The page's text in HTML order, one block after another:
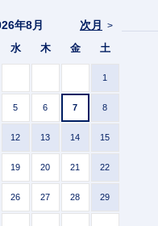
次月 >
年8月
水 木 金 土
1
5 6 7 8
12 13 14 15
19 20 21 22
26 27 28 29